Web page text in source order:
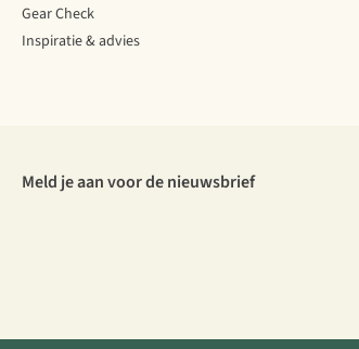
Gear Check
Inspiratie & advies
Meld je aan voor de nieuwsbrief